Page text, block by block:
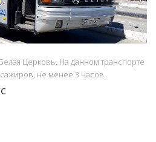
Церковь. На данном транспорте
не менее 3 часов.